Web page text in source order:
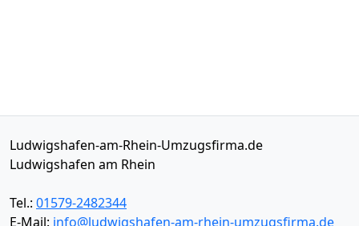
Ludwigshafen-am-Rhein-Umzugsfirma.de
Ludwigshafen am Rhein
Tel.: 01579-2482344
E-Mail: info@ludwigshafen-am-rhein-umzugsfirma.de